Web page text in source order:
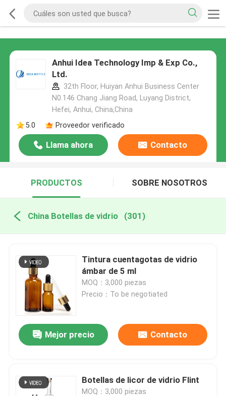
Anhui Idea Technology Imp & Exp Co.,
Ltd.
32th Floor, Huiyan Anhui Business Center
N0.146 Chang Jiang Road, Luyang District,
Hefei, Anhui, China,China
5.0
Proveedor verificado
Llama ahora Contacto
PRODUCTOS SOBRE NOSOTROS
China Botellas de vidrio (301)
Tintura cuentagotas de vidrio
ámbar de 5 ml
MOQ：3,000 piezas
Precio：To be negotiated
Mejor precio Contacto
Botellas de licor de vidrio Flint
MOQ：3,000 piezas